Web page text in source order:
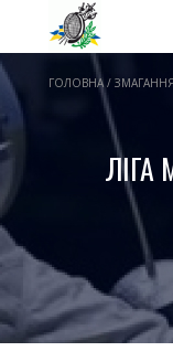
ГОЛОВНА /